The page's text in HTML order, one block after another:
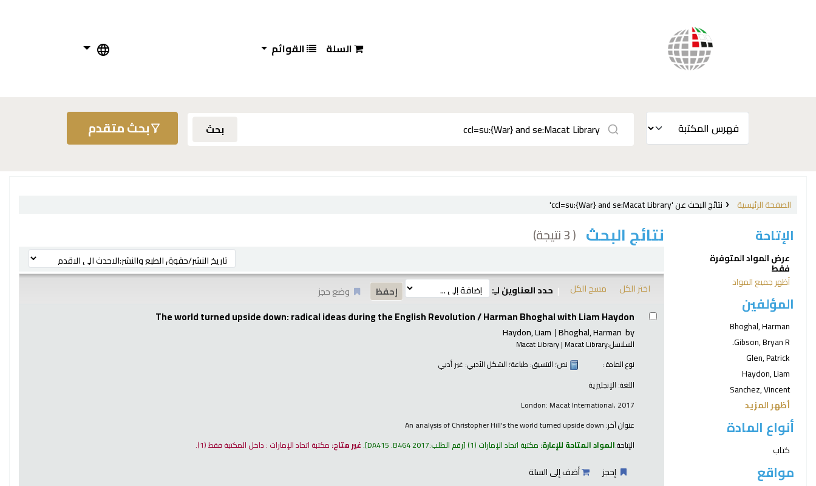
السلة القوائم
بحث بحث متقدم
الصفحة الرئيسية نتائج البحث عن 'ccl=su:{War} and se:Macat Library'
الإتاحة
عرض المواد المتوفرة
فقط
أظهر جميع المواد
المؤلفين
Bhoghal, Harman
Gibson, Bryan R.
Glen, Patrick
Haydon, Liam
Sanchez, Vincent
أظهر المزيد
أنواع المادة
كتاب
مواقع
نتائج البحث ( 3 نتيجة)
ترتيب بواسطة:
اختر الكل مسح الكل حدد العناوين لـِ: وضع حجز
نتائج The world turned upside down: radical ideas during the English Revolution /Harman Bhoghal with Liam Haydon
by
Bhoghal, Harman
Haydon, Liam
السلاسل: Macat Library| Macat Library
نوع المادة :
نص؛ التنسيق: طباعة؛ الشكل الأدبي: غير أدبي
اللغة: الإنجليزية
London: Macat International, 2017
عنوان آخر: An analysis of Christopher Hill's the world turned upside down
الإتاحة:المواد المتاحة للإعارة: مكتبة اتحاد الإمارات (1) رقم الطلب:DA415 .B464 2017
.غير متاح: مكتبة اتحاد الإمارات : داخل المكتبة فقط(1).
إحجز أضف إلى السلة